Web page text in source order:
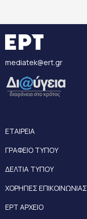
mediatek@ert.gr
ΕΤΑΙΡΕΙΑ
ΓΡΑΦΕΙΟ ΤΥΠΟΥ
ΔΕΛΤΙΑ ΤΥΠΟΥ
ΧΟΡΗΓΙΕΣ ΕΠΙΚΟΙΝΩΝΙΑΣ
ΕΡΤ ΑΡΧΕΙΟ